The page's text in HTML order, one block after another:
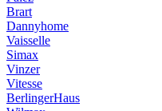
Brart
Dannyhome
Vaisselle
Simax
Vinzer
Vitesse
BerlingerHaus